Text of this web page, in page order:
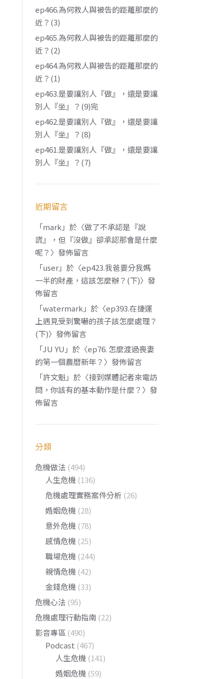
ep466.為何救人與被告的距離那麼的
近？(3)
ep465.為何救人與被告的距離那麼的
近？(2)
ep464.為何救人與被告的距離那麼的
近？(1)
ep463.是要讓別人『做』，還是要讓
別人『坐』？(9)完
ep462.是要讓別人『做』，還是要讓
別人『坐』？(8)
ep461.是要讓別人『做』，還是要讓
別人『坐』？(7)
近期留言
「mark 」於〈做了不承認是『說
謊』，但『沒做』卻承認那會是什麼
呢？ 〉發佈留言
「user」於〈ep423.我爸要分我媽
一半的財產，這該怎麼辦？(下)〉發
佈留言
「watermark 」於〈ep393.在捷運
上遇見受到驚嚇的孩子該怎麼處理？
(下)〉發佈留言
「JU YU 」於〈ep76. 怎麼渡過喪妻
的第一個農曆新年？ 〉發佈留言
「許文魁」於〈接到媒體記者來電訪
問，你該有的基本動作是什麼？ 〉發
佈留言
分類
危機做法 (494)
人生危機 (136)
危機處理實務案件分析 (26)
婚姻危機 (28)
意外危機 (78)
感情危機 (25)
職場危機 (244)
親情危機 (42)
金錢危機 (33)
危機心法 (95)
危機處理行動指南 (22)
影音專區 (490)
Podcast (467)
人生危機 (141)
婚姻危機 (59)